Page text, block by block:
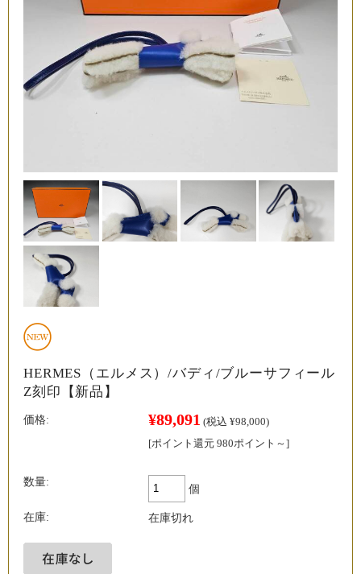
HERMES（エルメス）/バディ/ブルーサフィール
Z刻印【新品】
価格: ¥89,091 (税込 ¥98,000)
[ポイント還元 980ポイント～]
数量:
個
在庫: 在庫切れ